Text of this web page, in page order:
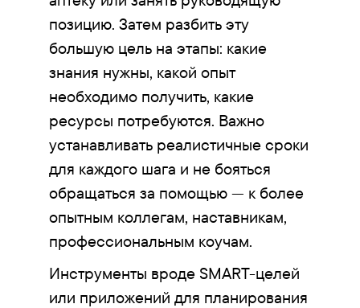
позицию. Затем разбить эту
большую цель на этапы: какие
знания нужны, какой опыт
необходимо получить, какие
ресурсы потребуются. Важно
устанавливать реалистичные сроки
для каждого шага и не бояться
обращаться за помощью — к более
опытным коллегам, наставникам,
профессиональным коучам.
Инструменты вроде SMART-целей
или приложений для планирования